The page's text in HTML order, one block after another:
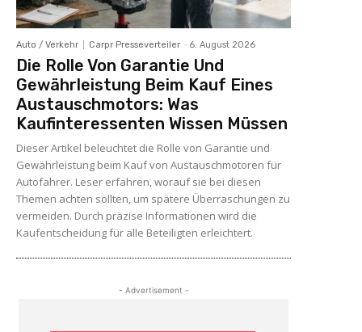
Auto / Verkehr Carpr Presseverteiler - 6. August 2026
Die Rolle Von Garantie Und
Gewährleistung Beim Kauf Eines
Austauschmotors: Was
Kaufinteressenten Wissen Müssen
Dieser Artikel beleuchtet die Rolle von Garantie und
Gewährleistung beim Kauf von Austauschmotoren für
Autofahrer. Leser erfahren, worauf sie bei diesen
Themen achten sollten, um spätere Überraschungen zu
vermeiden. Durch präzise Informationen wird die
Kaufentscheidung für alle Beteiligten erleichtert.
- Advertisement -